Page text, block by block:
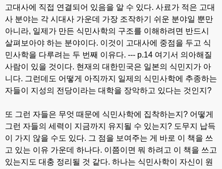
고대사에 직접 연결되어 있음을 알 수 있다. 사료가 적은 고대
사 분야는 각 시대사 가운데 가장 조작하기 쉬운 분야일 뿐만
아니라, 일제가 만든 식민사학의 구조를 이해하려면 반드시
살펴보아야 하는 분야이다. 이것이 고대사에 중점을 두고 식
민사학을 다루려는 두 번째 이유다. --- p.14 여기서 의아해질
사람이 있을 것이다. 현재의 대한민국은 일본의 식민지가 아
니다. 그런데도 어떻게 아직까지 일제의 식민사학에 추종하는
자들이 지성의 전당이라는 대학을 장악하고 있다는 것인지?
또 그런 자들은 무엇 때문에 식민사학에 집착하는지? 어떻게
그런 자들의 세력이 지금까지 유지될 수 있는지? 도무지 납득
이 가지 않을 수도 있다. 그 점을 보여주는 게 바로 이 책을 쓰
고 있는 이유 가운데 하나다. 이쯤이면 뭐 하려고 이 책을 쓰고
있는지도 대충 정리될 것 같다. 하나는 식민사학이 자신이 원